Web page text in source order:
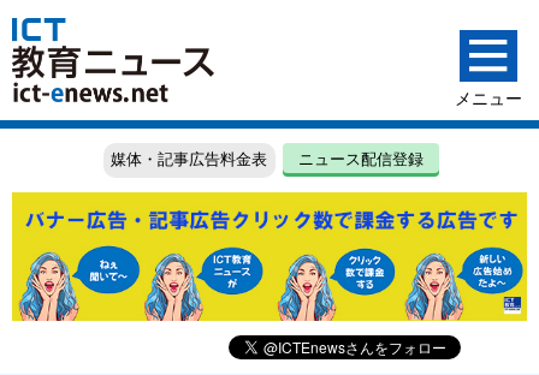
媒体・記事広告料金表 ニュース配信登録